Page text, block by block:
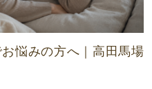
悩みの方へ｜高田馬場